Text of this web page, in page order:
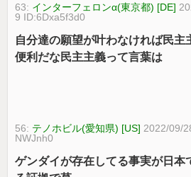
63: インターフェロンα(東京都) [DE]
9 ID:6Dxa5f3d0
自分達の願望が叶わなければ民主
便利だな民主主義って言葉は
56: テノホビル(愛知県) [US] 2022/09/
NWJnh0
ゲンダイが存在してる事実が日本